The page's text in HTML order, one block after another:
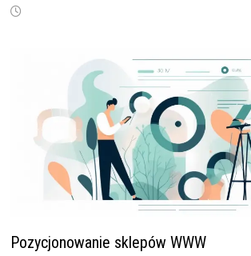
Pozycjonowanie sklepów WWW